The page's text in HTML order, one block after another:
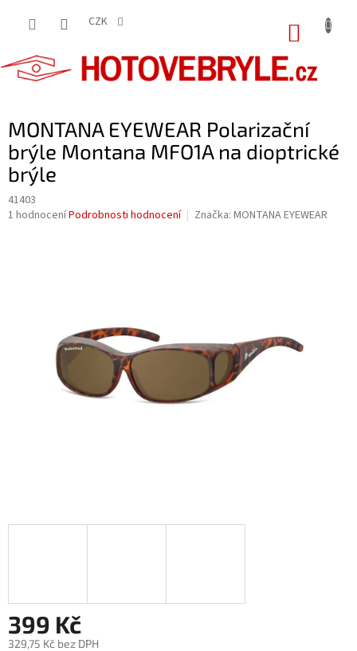
CZK
MONTANA EYEWEAR Polarizační
brýle Montana MFO1A na dioptrické
brýle
41403
Průměrné
1 hodnoceníPodrobnosti hodnocení Značka: MONTANA EYEWEAR
399 Kč
329,75 Kč bez DPH